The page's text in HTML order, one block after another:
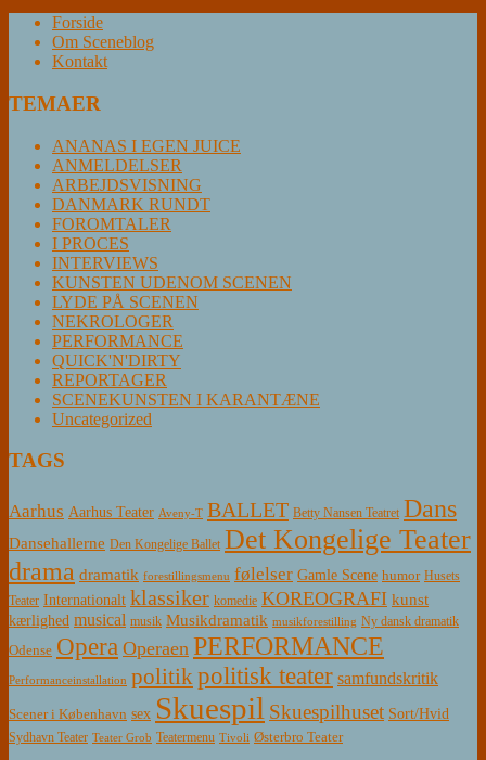
Forside
Om Sceneblog
Kontakt
TEMAER
ANANAS I EGEN JUICE
ANMELDELSER
ARBEJDSVISNING
DANMARK RUNDT
FOROMTALER
I PROCES
INTERVIEWS
KUNSTEN UDENOM SCENEN
LYDE PÅ SCENEN
NEKROLOGER
PERFORMANCE
QUICK'N'DIRTY
REPORTAGER
SCENEKUNSTEN I KARANTÆNE
Uncategorized
TAGS
Aarhus Aarhus Teater Aveny-T BALLET Betty Nansen Teatret Dans
Dansehallerne Den Kongelige Ballet Det Kongelige Teater
drama dramatik forestillingsmenu følelser Gamle Scene humor Husets
Teater Internationalt klassiker komedie KOREOGRAFI kunst
kærlighed musical musik Musikdramatik musikforestilling Ny dansk dramatik
Odense Opera Operaen PERFORMANCE
Performanceinstallation politikpolitisk teater samfundskritik
Scener i København sex Skuespil Skuespilhuset Sort/Hvid
Sydhavn Teater Teater Grob Teatermenu Tivoli Østerbro Teater